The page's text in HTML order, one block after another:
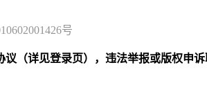
号
详见登录页），违法举报或版权申诉